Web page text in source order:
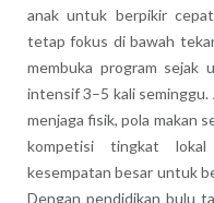
anak untuk berpikir
tetap fokus di bawah
membuka program sejak
intensif 3–5 kali seminggu.
menjaga fisik, pola makan
kompetisi tingkat lokal
kesempatan besar untuk
Dengan pendidikan bulu